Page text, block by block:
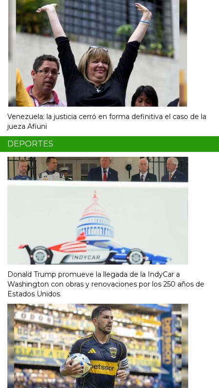
Venezuela: la justicia cerró en forma definitiva el caso de la
jueza Afiuni
DEPORTES
Donald Trump promueve la llegada de la IndyCar a
Washington con obras y renovaciones por los 250 años de
Estados Unidos